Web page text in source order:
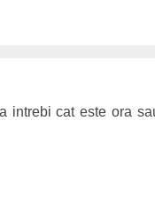
intrebi cat este ora